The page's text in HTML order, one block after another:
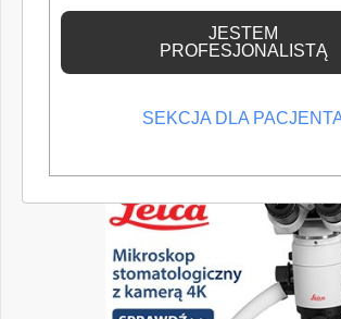
wiedzę medyczną.
JESTEM
PROFESJONALISTĄ
SEKCJA DLA